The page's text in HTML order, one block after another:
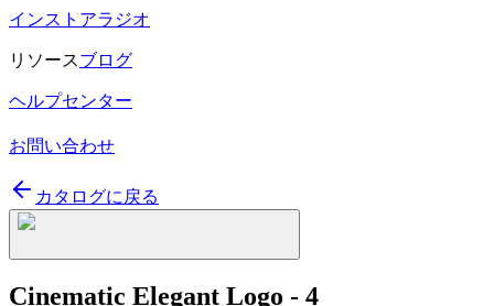
インストアラジオ
リソースブログ
ヘルプセンター
お問い合わせ
カタログに戻る
Cinematic Elegant Logo - 4